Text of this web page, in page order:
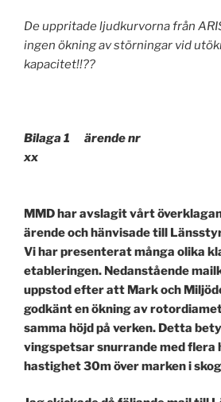
De uppritade ljudkurvorna från
ingen ökning av störningar vid
kapacitet!!??
Bilaga 1 ärende nr
MMD har avslagit vårt
ärende och hänvisade till
Vi har presenterat många olika
etableringen. Nedanstående
uppstod efter att Mark och
godkänt en ökning av
samma höjd på verken. Detta
vingspetsar snurrande med flera
hastighet 30m över marken i